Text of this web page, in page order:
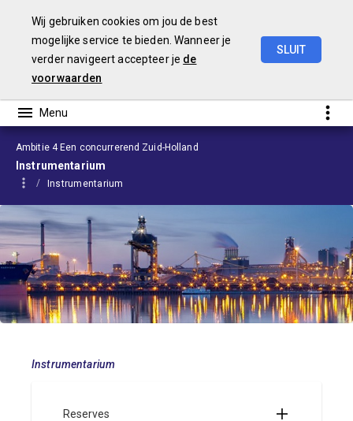
Wij gebruiken cookies om jou de best
mogelijke service te bieden. Wanneer je
verder navigeert accepteer je de
voorwaarden
SLUIT
Ambitie 4 Een concurrerend Zuid-Holland
Instrumentarium
Instrumentarium
Instrumentarium
Reserves